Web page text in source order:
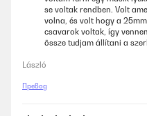
se voltak rendben. Volt
volna, és volt hogy a
csavarok voltak, így
össze tudjam állítani a
László
Превод